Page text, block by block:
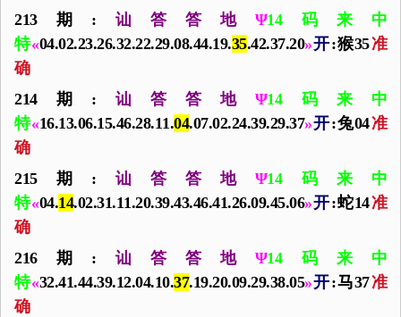
213期: 讪答答地 Ψ14码来中
特«04.02.23.26.32.22.29.08.44.19.35.42.37.20»开:猴35准
确
214期: 讪答答地 Ψ14码来中
特«16.13.06.15.46.28.11.04.07.02.24.39.29.37»开:兔04准
确
215期: 讪答答地 Ψ14码来中
特«04.14.02.31.11.20.39.43.46.41.26.09.45.06»开:蛇14准
确
216期: 讪答答地 Ψ14码来中
特«32.41.44.39.12.04.10.37.19.20.09.29.38.05»开:马37准
确